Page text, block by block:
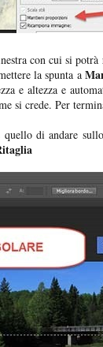
con cui si
la spunta a
e altezza e
si crede. Per
di andare